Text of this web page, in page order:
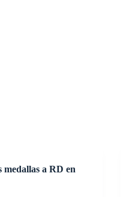
a RD en